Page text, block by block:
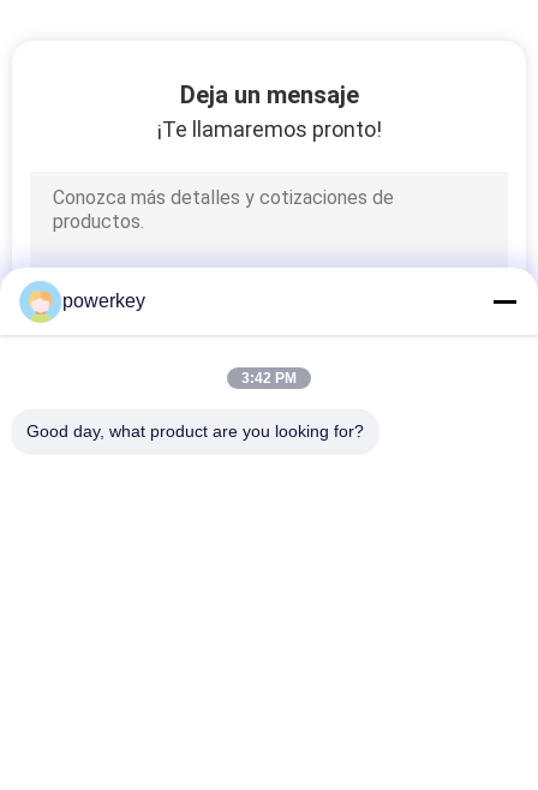
Deja un mensaje
¡Te llamaremos pronto!
powerkey
3:42 PM
Good day, what product are you looking for?